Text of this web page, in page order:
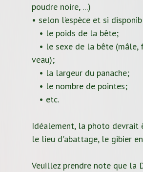
poudre noire, ...)
• selon l’espèce et si
• le poids de la bête;
• le sexe de la bête (mâle,
veau);
• la largeur du panache;
• le nombre de pointes;
• etc.
Idéalement, la photo devrait
le lieu d'abattage, le gibier
Veuillez prendre note que la